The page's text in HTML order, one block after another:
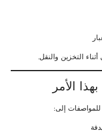
التخزين والنقل.
الأمر
للمواصفات إلى: